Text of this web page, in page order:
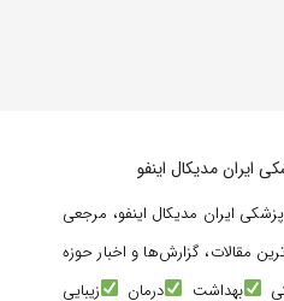
ایران مدیکال اینفو
ایران مدیکال اینفو، مرجعی
مقالات، گزارش‌ها و اخبار حوزه
بهداشت درمان زیبایی